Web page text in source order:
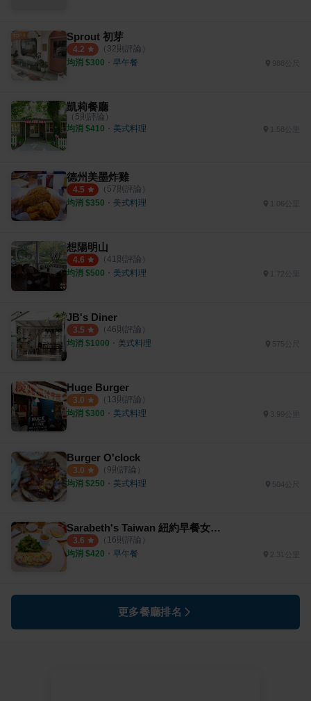
Sprout 初芽
4.2 （ 32則評論）
均消 $300 ・ 早午餐
凱莉餐廳
（ 5則評論）
均消 $410 ・ 美式料理 1.58公里
德州美墨炸雞
4.5 （ 57則評論）
均消 $350 ・ 美式料理
想陽明山
4.6 （ 41則評論）
均消 $500 ・ 美式料理
JB's Diner
3.5 （ 46則評論）
均消 $1000 ・ 美式料理 575公尺
Huge Burger
3.0 （ 13則評論）
均消 $300 ・ 美式料理
Burger O'clock
3.0 （ 9則評論）
均消 $250 ・ 美式料理 504公尺
Sarabeth's Taiwan 紐約早餐女王 台北天母SOGO店
3.6 （ 16則評論）
均消 $420 ・ 早午餐
更多餐廳排名